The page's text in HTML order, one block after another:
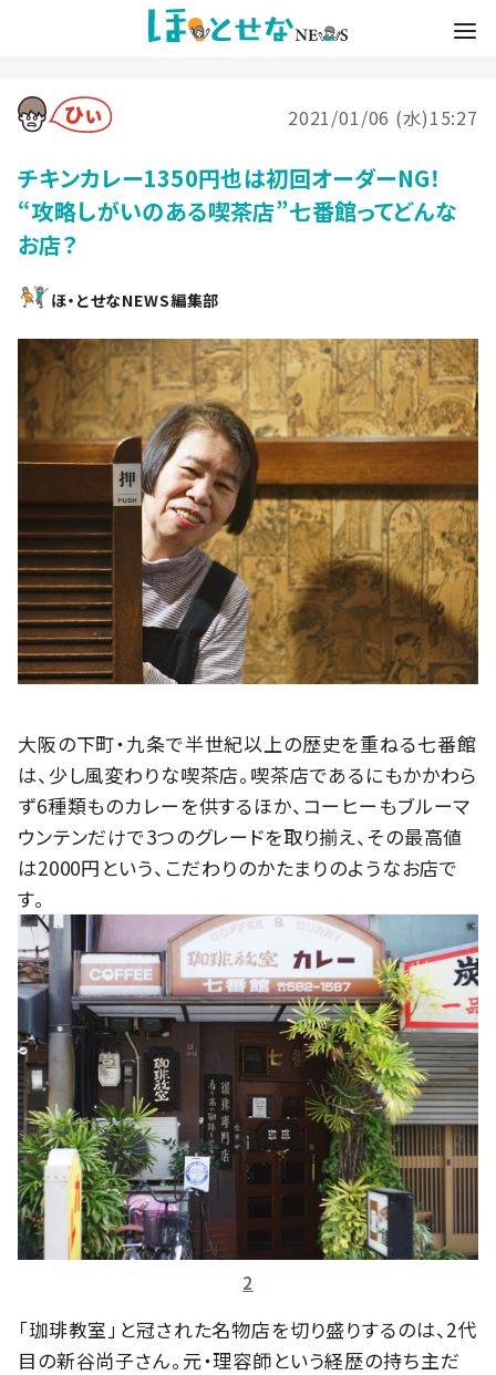
2021/01/06 (水)15:27
チキンカレー1350円也は初回オーダーNG！
“攻略しがいのある喫茶店”七番館ってどんな
お店？
ほ・とせなNEWS編集部
大阪の下町・九条で半世紀以上の歴史を重ねる七番館
は、少し風変わりな喫茶店。喫茶店であるにもかかわら
ず6種類ものカレーを供するほか、コーヒーもブルーマ
ウンテンだけで3つのグレードを取り揃え、その最高値
は2000円という、こだわりのかたまりのようなお店で
す。
2
「珈琲教室」と冠された名物店を切り盛りするのは、2代
目の新谷尚子さん。元・理容師という経歴の持ち主だ